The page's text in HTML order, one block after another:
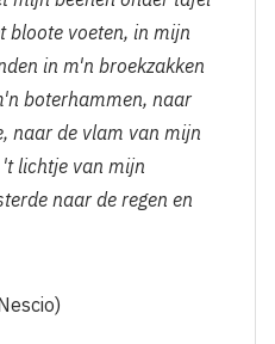
bloote voeten, in mijn
in m'n broekzakken
boterhammen, naar
naar de vlam van mijn
lichtje van mijn
naar de regen en